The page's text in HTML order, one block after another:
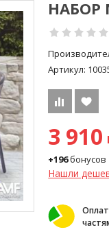
НАБОР
Артикул:
3 910
+196бонусов
Нашли